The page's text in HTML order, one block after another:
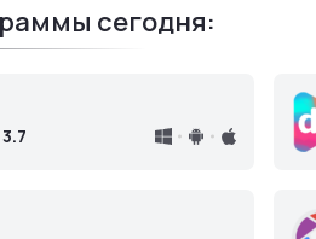
сегодня:
3.7